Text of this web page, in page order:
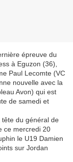
épreuve du
à Eguzon (36),
Paul Lecomte (VC
nouvelle avec la
Avon) qui est
de samedi et
du général de
ce mercredi 20
le U19 Damien
sur Jordan